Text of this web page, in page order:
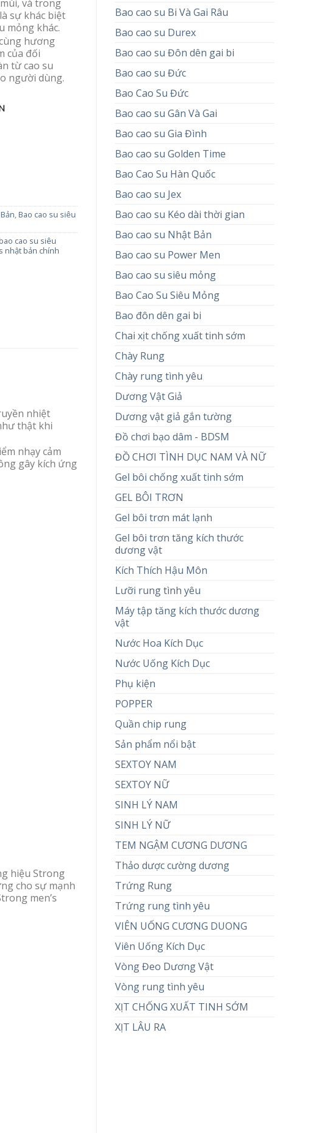
Bao cao su Bi Và Gai Râu
Bao cao su Durex
Bao cao su Đôn dên gai bi
Bao cao su Đức
Bao Cao Su Đức
Bao cao su Gân Và Gai
Bao cao su Gia Đình
Bao cao su Golden Time
Bao Cao Su Hàn Quốc
Bao cao su Jex
Bao cao su Kéo dài thời gian
Bao cao su Nhật Bản
Bao cao su Power Men
Bao cao su siêu mỏng
Bao Cao Su Siêu Mỏng
Bao đôn dên gai bi
Chai xịt chống xuất tinh sớm
Chày Rung
Chày rung tình yêu
Dương Vật Giả
Dương vật giả gắn tường
Đồ chơi bạo dâm - BDSM
ĐỒ CHƠI TÌNH DỤC NAM VÀ NỮ
Gel bôi chống xuất tinh sớm
GEL BÔI TRƠN
Gel bôi trơn mát lạnh
Gel bôi trơn tăng kích thước
dương vật
Kích Thích Hậu Môn
Lưỡi rung tình yêu
Máy tập tăng kích thước dương
vật
Nước Hoa Kích Dục
Nước Uống Kích Dục
Phụ kiện
POPPER
Quần chip rung
Sản phẩm nổi bật
SEXTOY NAM
SEXTOY NỮ
SINH LÝ NAM
SINH LÝ NỮ
TEM NGẬM CƯƠNG DƯƠNG
Thảo dược cường dương
Trứng Rung
Trứng rung tình yêu
VIÊN UỐNG CƯƠNG DUONG
Viên Uống Kích Dục
Vòng Đeo Dương Vật
Vòng rung tình yêu
XỊT CHỐNG XUẤT TINH SỚM
XỊT LÂU RA
và trong
sự khác biệt
mỏng khác.
hương
của đối
từ cao su
người dùng.
, Bao cao su siêu
bao cao su siêu
nhật bản chính
nhiệt
thật khi
nhạy cảm
gây kích ứng
hiệu Strong
cho sự mạnh
men’s